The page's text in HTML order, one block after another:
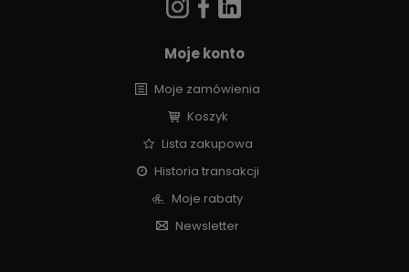
Moje konto
Moje zamówienia
Koszyk
Lista zakupowa
Historia transakcji
Moje rabaty
Newsletter